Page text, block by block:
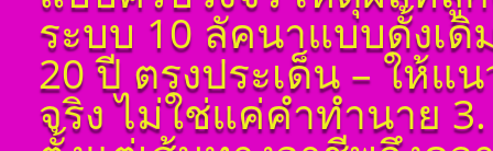
ระบบ 10 ลัคนาแบบดั้งเ
20 ปี ตรงประเด็น – ให้แ
จริง ไม่ใช่แค่คำทำนาย